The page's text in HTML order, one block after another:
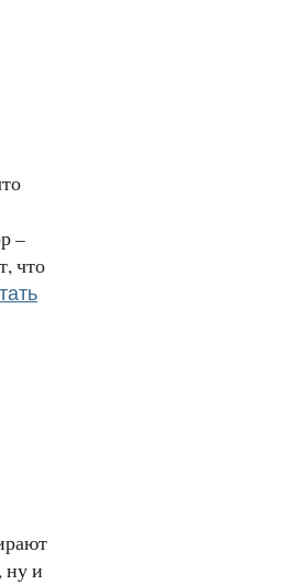
–
что
ну и